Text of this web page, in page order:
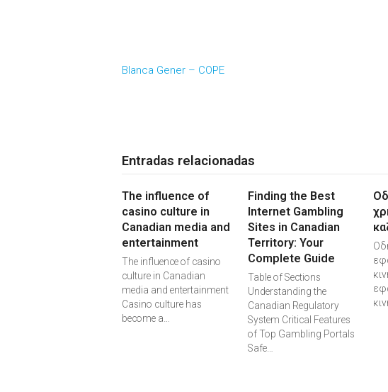
Blanca Gener – COPE
Entradas relacionadas
The influence of
casino culture in
Canadian media and
entertainment
The influence of casino
culture in Canadian
media and entertainment
Casino culture has
become a…
Finding the Best
Internet Gambling
Sites in Canadian
Territory: Your
Complete Guide
Table of Sections
Understanding the
Canadian Regulatory
System Critical Features
of Top Gambling Portals
Safe…